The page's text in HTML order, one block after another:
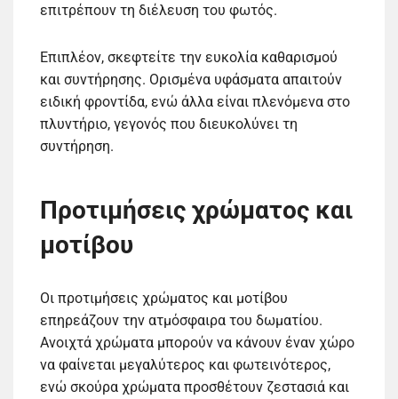
επιτρέπουν τη διέλευση του φωτός.
Επιπλέον, σκεφτείτε την ευκολία καθαρισμού
και συντήρησης. Ορισμένα υφάσματα απαιτούν
ειδική φροντίδα, ενώ άλλα είναι πλενόμενα στο
πλυντήριο, γεγονός που διευκολύνει τη
συντήρηση.
Προτιμήσεις χρώματος και
μοτίβου
Οι προτιμήσεις χρώματος και μοτίβου
επηρεάζουν την ατμόσφαιρα του δωματίου.
Ανοιχτά χρώματα μπορούν να κάνουν έναν χώρο
να φαίνεται μεγαλύτερος και φωτεινότερος,
ενώ σκούρα χρώματα προσθέτουν ζεστασιά και